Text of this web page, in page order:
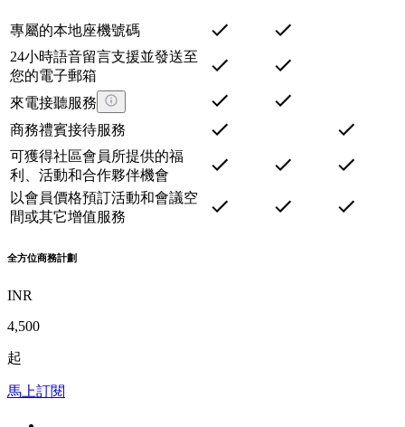
專屬的本地座機號碼
24小時語音留言支援並發送至
您的電子郵箱
來電接聽服務
商務禮賓接待服務
可獲得社區會員所提供的福
利、活動和合作夥伴機會
以會員價格預訂活動和會議空
間或其它增值服務
全方位商務計劃
INR
4,500
起
馬上訂閱